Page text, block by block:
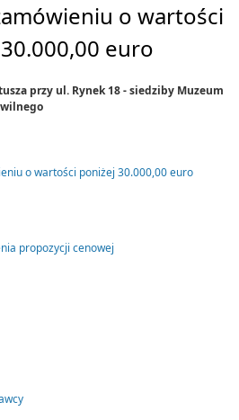
o wartości
euro
przy ul. Rynek 18 - siedziby Muzeum
o wartości poniżej 30.000,00 euro
propozycji cenowej